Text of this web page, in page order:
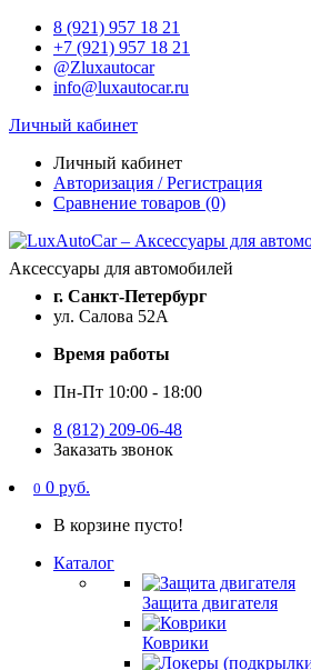
8 (921) 957 18 21
+7 (921) 957 18 21
@Zluxautocar
info@luxautocar.ru
Личный кабинет
Личный кабинет
Авторизация / Регистрация
Сравнение товаров (0)
Аксессуары для автомобилей
г. Санкт-Петербург
ул. Салова 52А
Время работы
Пн-Пт 10:00 - 18:00
8 (812) 209-06-48
Заказать звонок
0 0 руб.
В корзине пусто!
Каталог
Защита двигателя
Коврики